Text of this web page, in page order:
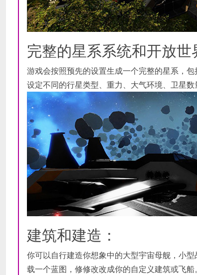
完整的星系系统和开放世
游戏会按照预先的设置生成一个完整的星系，
设定不同的行星类型、重力、大气环境、卫星
建筑和建造：
你可以自行建造你想象中的大型宇宙母舰，小
载一个蓝图，修修改改成你的自定义建筑或飞船。